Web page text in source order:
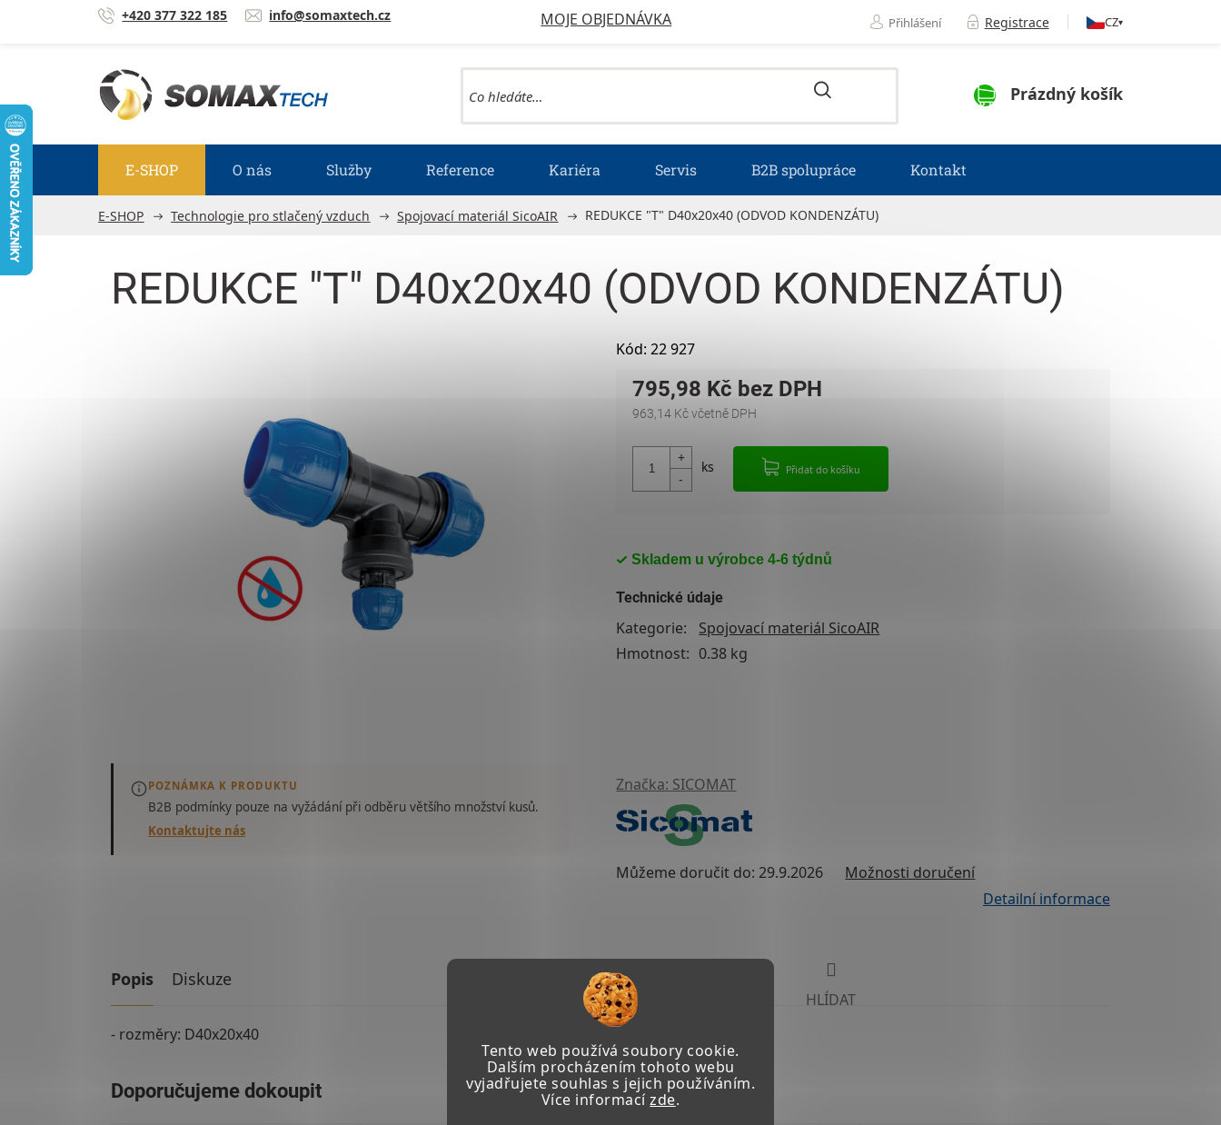
Tento web používá soubory cookie.
Dalším procházením tohoto webu
vyjadřujete souhlas s jejich používáním.
Více informacízde.
Přejít na obsah +420 377 322 185 info@somaxtech.cz MOJE OBJEDNÁVKA Přihlášení Registrace CZ▾
NÁKUPNÍ KOŠÍK
Prázdný košík
E-SHOP O nás Služby Reference Kariéra Servis B2B spolupráce Kontakt
E-SHOP Technologie pro stlačený vzduch Spojovací materiál SicoAIR REDUKCE "T" D40x20x40 (ODVOD KONDENZÁTU)
REDUKCE "T" D40x20x40 (ODVOD KONDENZÁTU)
POZNÁMKA K PRODUKTU
B2B podmínky pouze na vyžádánípři odběru většího množství kusů.
Kontaktujte nás
Skladem u výrobce 4-6 týdnů
Značka: SICOMAT
Můžeme doručit do: 29.9.2026 Možnosti doručení
795,98 Kč
963,14 Kč včetně DPH
Přidat do košíku
Detailní informace
TISK HLÍDAT
Kód: 22 927
Technické údaje
Kategorie:
Spojovací materiál SicoAIR
Hmotnost: 0.38 kg
Popis Diskuze
- rozměry: D40x20x40